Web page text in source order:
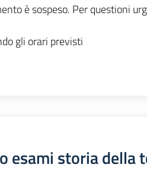
è sospeso. Per questioni
gli orari previsti
esami storia della